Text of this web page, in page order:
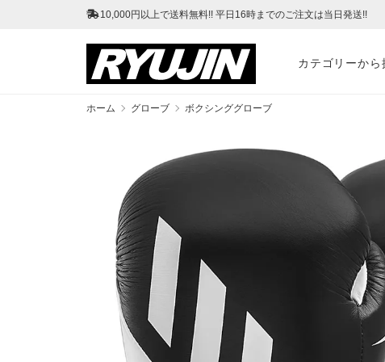
10,000円以上で送料無料!! 平日16時までのご注文は当日発送!!
カテゴリーから
ホーム グローブ ボクシンググローブ